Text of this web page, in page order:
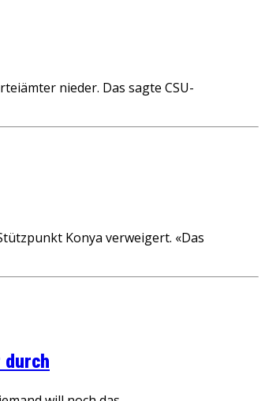
nieder. Das sagte CSU-
Konya verweigert. «Das
durch